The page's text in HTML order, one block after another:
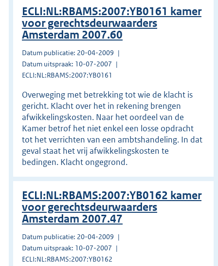
ECLI:NL:RBAMS:2007:YB0161 kamer
voor gerechtsdeurwaarders
Amsterdam 2007.60
Datum publicatie: 20-04-2009
Datum uitspraak: 10-07-2007
ECLI:NL:RBAMS:2007:YB0161
Overweging met betrekking tot wie de klacht is
gericht. Klacht over het in rekening brengen
afwikkelingskosten. Naar het oordeel van de
Kamer betrof het niet enkel een losse opdracht
tot het verrichten van een ambtshandeling. In dat
geval staat het vrij afwikkelingskosten te
bedingen. Klacht ongegrond.
ECLI:NL:RBAMS:2007:YB0162 kamer
voor gerechtsdeurwaarders
Amsterdam 2007.47
Datum publicatie: 20-04-2009
Datum uitspraak: 10-07-2007
ECLI:NL:RBAMS:2007:YB0162